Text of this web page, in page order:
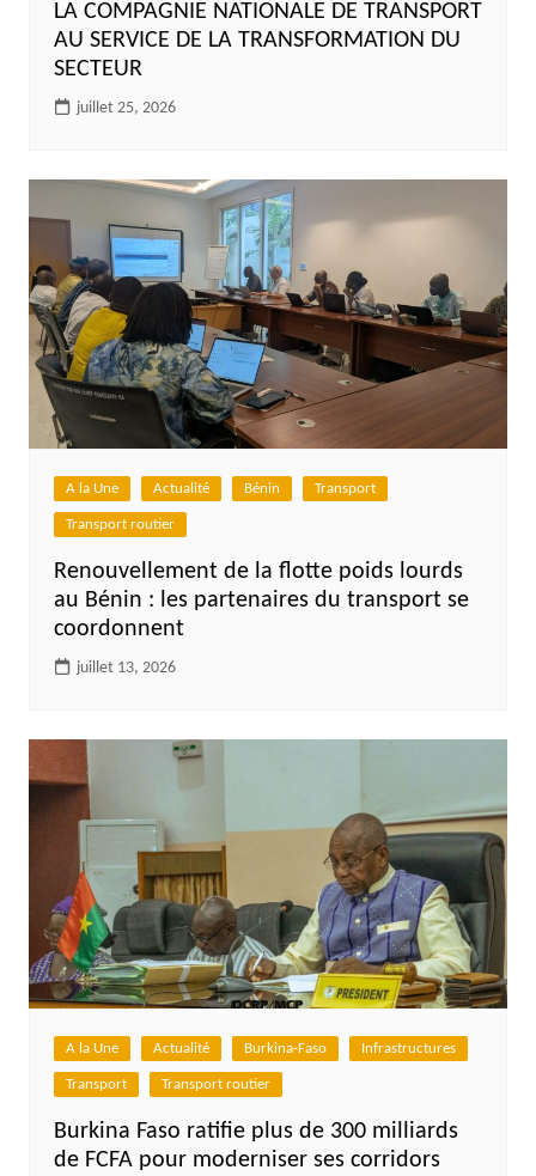
LA COMPAGNIE NATIONALE DE TRANSPORT
AU SERVICE DE LA TRANSFORMATION DU
SECTEUR
juillet 25, 2026
A la Une Actualité Bénin Transport
Transport routier
Renouvellement de la flotte poids lourds
au Bénin : les partenaires du transport se
coordonnent
juillet 13, 2026
A la Une Actualité Burkina-Faso Infrastructures
Transport Transport routier
Burkina Faso ratifie plus de 300 milliards
de FCFA pour moderniser ses corridors